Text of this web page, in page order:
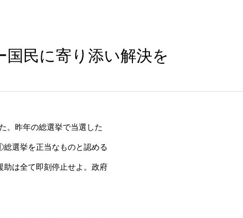
民に寄り添い解決を
。昨年の総選挙で当選した
選挙を正当なものと認める
は全て即刻停止せよ。政府